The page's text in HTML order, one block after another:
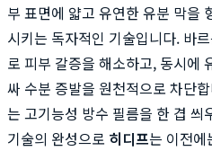
부 표면에 얇고 유연한 유분 막을
시키는 독자적인 기술입니다. 바
로 피부 갈증을 해소하고, 동시에
싸 수분 증발을 원천적으로 차단
는 고기능성 방수 필름을 한 겹 씌
기술의 완성으로 히디프는 이전에